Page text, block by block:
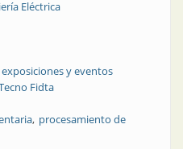
Eléctrica
y eventos
Fidta
procesamiento de